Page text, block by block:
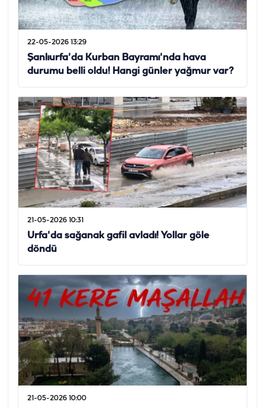
22-05-2026 13:29
Şanlıurfa'da Kurban Bayramı'nda hava
durumu belli oldu! Hangi günler yağmur var?
21-05-2026 10:31
Urfa'da sağanak gafil avladı! Yollar göle
döndü
21-05-2026 10:00